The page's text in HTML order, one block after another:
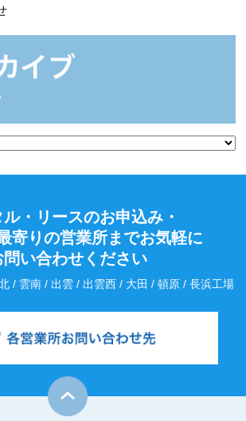
ル・リースのお申込み・
寄りの営業所までお気軽に
問い合わせください
/ 雲南 / 出雲 / 出雲西 / 大田 / 頓原 / 長浜工場